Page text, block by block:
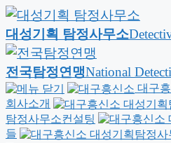
대성기획 탐정사무소
전국탐정연맹National
대구
회사소개
탐정사무소컨설팅
들